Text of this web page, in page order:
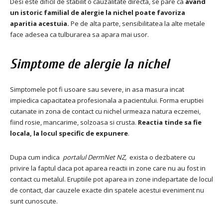
un istoric familial de alergie la nichel poate favoriza
aparitia acestuia. Pe de alta parte, sensibilitatea la alte metale
face adesea ca tulburarea sa apara mai usor.
Simptome de alergie la nichel
Simptomele pot fi usoare sau severe, in asa masura incat
impiedica capacitatea profesionala a pacientului. Forma eruptiei
cutanate in zona de contact cu nichel urmeaza natura eczemei,
fiind rosie, mancarime, solzoasa si crusta. Reactia tinde sa fie
locala, la locul specific de expunere.
Dupa cum indica portalul DermNet NZ, exista o dezbatere cu
privire la faptul daca pot aparea reactii in zone care nu au fost in
contact cu metalul. Eruptiile pot aparea in zone indepartate de locul
de contact, dar cauzele exacte din spatele acestui eveniment nu
sunt cunoscute.